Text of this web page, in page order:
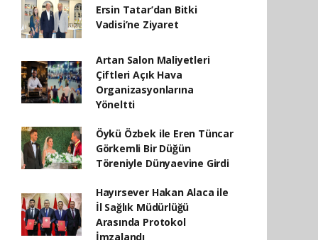
Ersin Tatar’dan Bitki
Vadisi’ne Ziyaret
Artan Salon Maliyetleri
Çiftleri Açık Hava
Organizasyonlarına
Yöneltti
Öykü Özbek ile Eren Tüncar
Görkemli Bir Düğün
Töreniyle Dünyaevine Girdi
Hayırsever Hakan Alaca ile
İl Sağlık Müdürlüğü
Arasında Protokol
İmzalandı